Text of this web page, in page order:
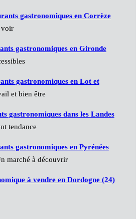
gastronomiques en Corrèze
voir
gastronomiques en Gironde
gastronomiques en Lot et
et bien être
gastronomiques dans les Landes
tendance
gastronomiques en Pyrénées
marché à découvrir
à vendre en Dordogne (24)